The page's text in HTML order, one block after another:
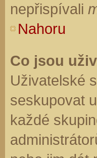
nepřispívali
Nahoru
Co jsou
Uživatelské
seskupovat
každé